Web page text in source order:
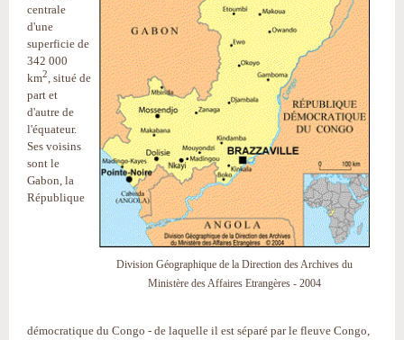
Division Géographique de la Direction des Archives du
Ministère des Affaires Etrangères - 2004
centrale
d'une
superficie de
342 000
km2, situé de
part et
d'autre de
l'équateur.
Ses voisins
sont le
Gabon, la
République
démocratique du Congo - de laquelle il est séparé par le fleuve Congo,